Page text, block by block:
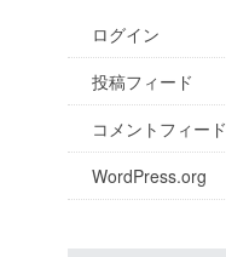
ログイン
投稿フィード
コメントフィード
WordPress.org